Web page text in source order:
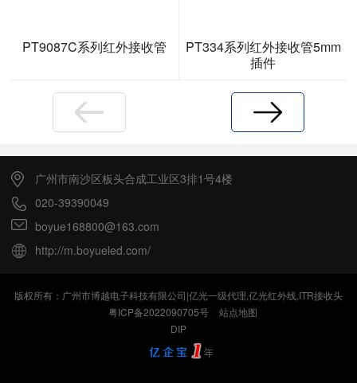
PT9087C系列红外接收管
PT334系列红外接收管5mm
插件
上一页
下一页
广州市南沙区板头合成工业区3排1号4楼
020-39390049
boyue168800@163.com
http://m.boyueled.com/
版权所有：广州市博越电子科技有限公司|亿光一级代理,亿光红外线,ITR接收头
粤ICP备2022090705号
站点地图
DIP